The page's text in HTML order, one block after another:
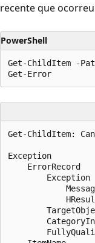
recente que
PowerShell
Get-ChildItem -
Get-ChildItem:
Exception
ErrorRecord
Exception